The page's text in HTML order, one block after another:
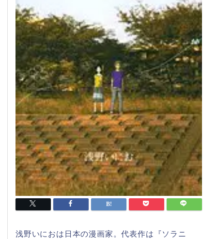
浅野いにおは日本の漫画家。代表作は『ソラニ